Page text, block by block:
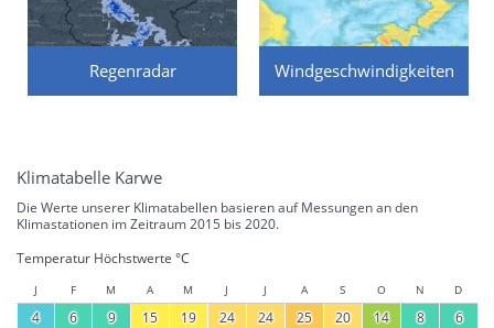
Regenradar Windgeschwindigkeiten
Klimatabelle Karwe
Die Werte unserer Klimatabellen basieren auf Messungen an den
Klimastationen im Zeitraum 2015 bis 2020.
Temperatur Höchstwerte °C
J F M A M J J A S O N D
4 6 9 15 19 24 24 25 20 14 8 6